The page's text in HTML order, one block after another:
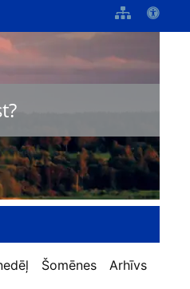
Šomēnes Arhīvs